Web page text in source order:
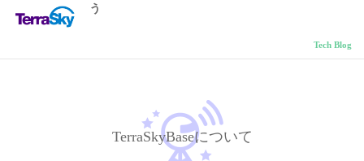
う
Tech Blog
TerraSkyBaseについて